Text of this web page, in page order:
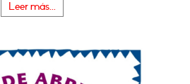
Leer más...